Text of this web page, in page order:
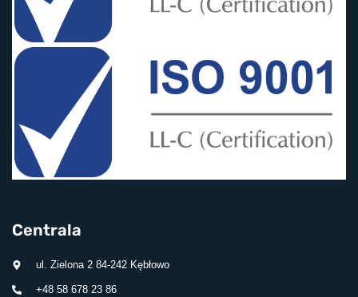
Centrala
ul. Zielona 2 84-242 Kębłowo
+48 58 678 23 86